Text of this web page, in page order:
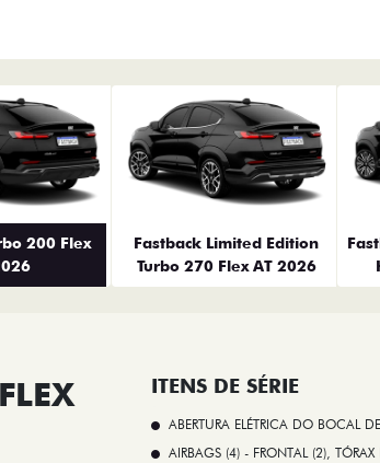
200 Flex
Fastback Limited Edition
Turbo 270 Flex AT 2026
ITENS DE SÉRIE
ABERTURA ELÉTRICA DO BOCAL
AIRBAGS (4) - FRONTAL (2),